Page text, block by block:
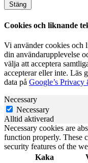
Stäng
Cookies och liknande
Vi använder cookies och
din användarupplevelse
välja att acceptera
accepterar eller inte. Läs
data på Google’s Privacy
Necessary
Necessary
Alltid aktiverad
Necessary cookies are
function properly. These
security features of the
Kaka